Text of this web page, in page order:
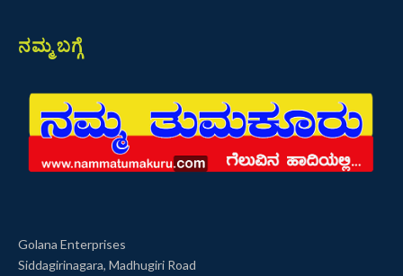
ನಮ್ಮ ಬಗ್ಗೆ
Golana Enterprises
Siddagirinagara, Madhugiri Road